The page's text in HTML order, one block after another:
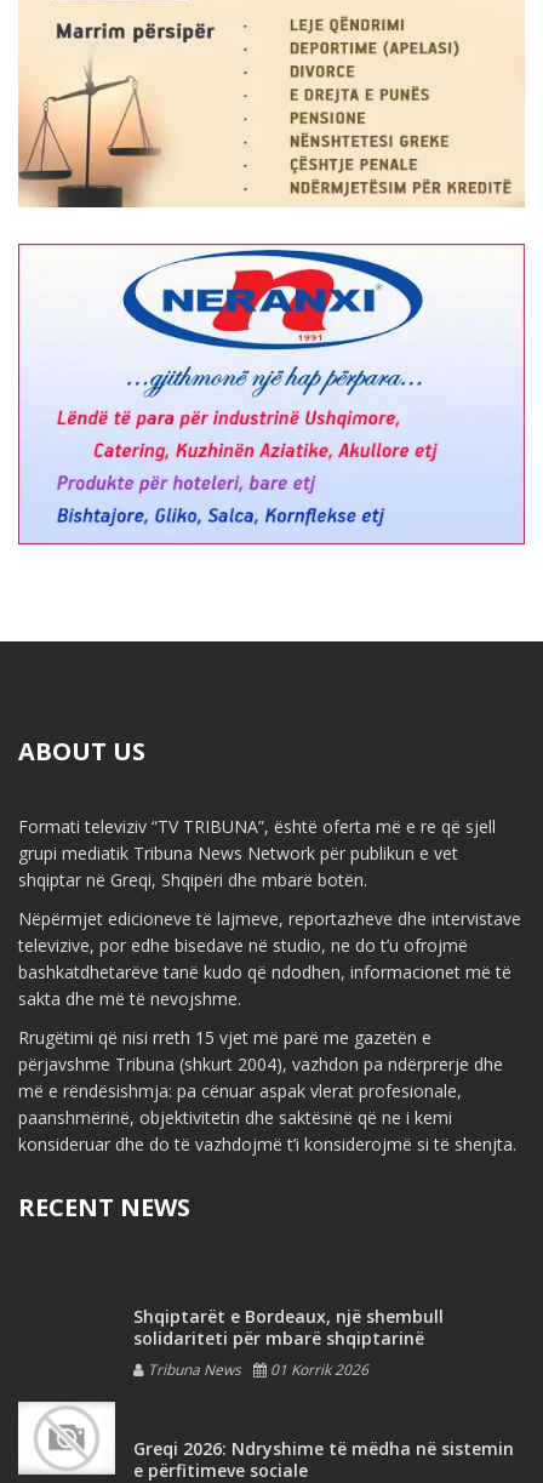
ABOUT US
Formati televiziv “TV TRIBUNA”, është oferta më e re që sjell
grupi mediatik Tribuna News Network për publikun e vet
shqiptar në Greqi, Shqipëri dhe mbarë botën.
Nëpërmjet edicioneve të lajmeve, reportazheve dhe intervistave
televizive, por edhe bisedave në studio, ne do t’u ofrojmë
bashkatdhetarëve tanë kudo që ndodhen, informacionet më të
sakta dhe më të nevojshme.
Rrugëtimi që nisi rreth 15 vjet më parë me gazetën e
përjavshme Tribuna (shkurt 2004), vazhdon pa ndërprerje dhe
më e rëndësishmja: pa cënuar aspak vlerat profesionale,
paanshmërinë, objektivitetin dhe saktësinë që ne i kemi
konsideruar dhe do të vazhdojmë t’i konsiderojmë si të shenjta.
RECENT NEWS
Shqiptarët e Bordeaux, një shembull
solidariteti për mbarë shqiptarinë
Tribuna News 01 Korrik 2026
Greqi 2026: Ndryshime të mëdha në sistemin
e përfitimeve sociale